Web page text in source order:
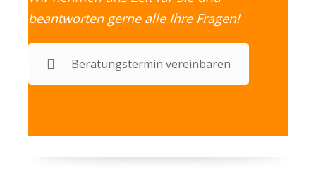
beantworten gerne alle Ihre Fragen!
Beratungstermin vereinbaren